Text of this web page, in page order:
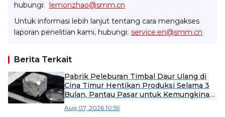
hubungi: lemonzhao@smm.cn
Untuk informasi lebih lanjut tentang cara mengakses
laporan penelitian kami, hubungi: service.en@smm.cn
Berita Terkait
Pabrik Peleburan Timbal Daur Ulang di
Cina Timur Hentikan Produksi Selama 3
Bulan, Pantau Pasar untuk Kemungkinan
Aug 07, 2026 10:59